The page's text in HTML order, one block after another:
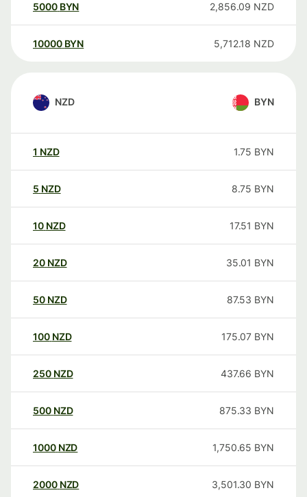
5000 BYN 2,856.09 NZD
10000 BYN 5,712.18 NZD
NZD BYN
1 NZD 1.75 BYN
5 NZD 8.75 BYN
10 NZD 17.51 BYN
20 NZD 35.01 BYN
50 NZD 87.53 BYN
100 NZD 175.07 BYN
250 NZD 437.66 BYN
500 NZD 875.33 BYN
1000 NZD 1,750.65 BYN
2000 NZD 3,501.30 BYN